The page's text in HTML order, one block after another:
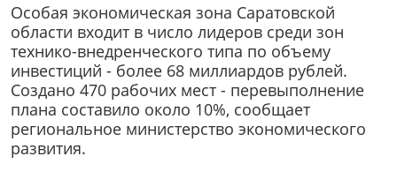
Особая экономическая зона Саратовской
области входит в число лидеров среди зон
технико-внедренческого типа по объему
инвестиций - более 68 миллиардов рублей.
Создано 470 рабочих мест - перевыполнение
плана составило около 10%, сообщает
региональное министерство экономического
развития.